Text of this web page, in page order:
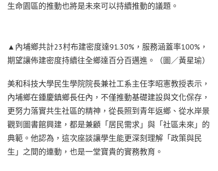
生命園區的推動也將是未來可以持續推動的議題。
▲內埔鄉共計23村布建密度達91.30%，服務涵蓋率100%，
期望讓佈建密度持續往全鄉達百分百邁進。（圖／黃星瑜）
美和科技大學民生學院院長兼社工系主任李昭憲教授表示，
內埔鄉在鍾慶鎮鄉長任內，不僅推動基礎建設與文化保存，
更努力落實共生社區的精神，從長照到青年返鄉、從水岸景
觀到圖書館興建，都是兼顧「居民需求」與「社區未來」的
典範。他認為，這次座談讓學生能更深刻理解「政策與民
生」之間的連動，也是一堂寶貴的實務教育。